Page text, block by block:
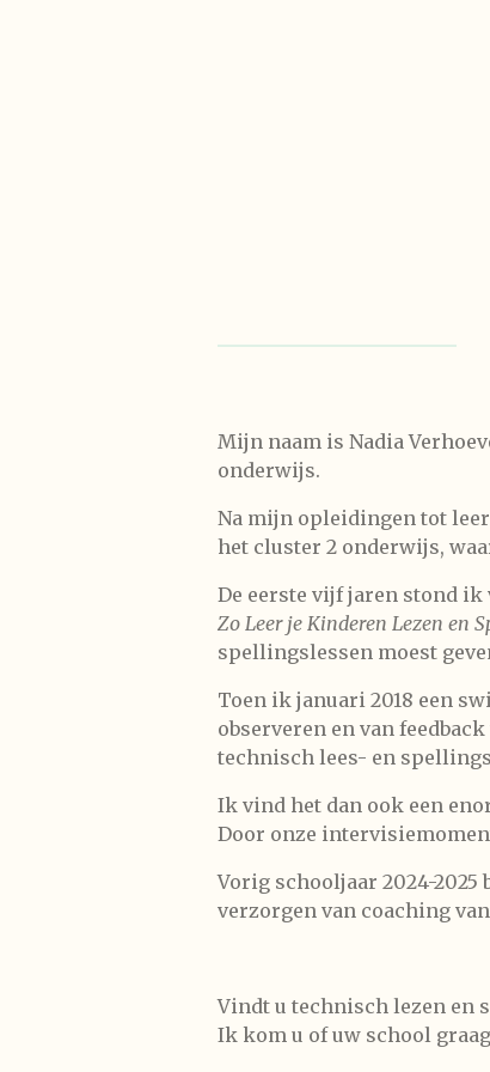
Mijn naam is Nadia
onderwijs.
Na mijn opleidingen tot
het cluster 2 onderwijs,
De eerste vijf jaren stond
Zo Leer je Kinderen Lezen en
spellingslessen moest
Toen ik januari 2018 een
observeren en van
technisch lees- en
Ik vind het dan ook een
Door onze
Vorig schooljaar 2024-2025
verzorgen van coaching
Vindt u technisch lezen en
Ik kom u of uw school